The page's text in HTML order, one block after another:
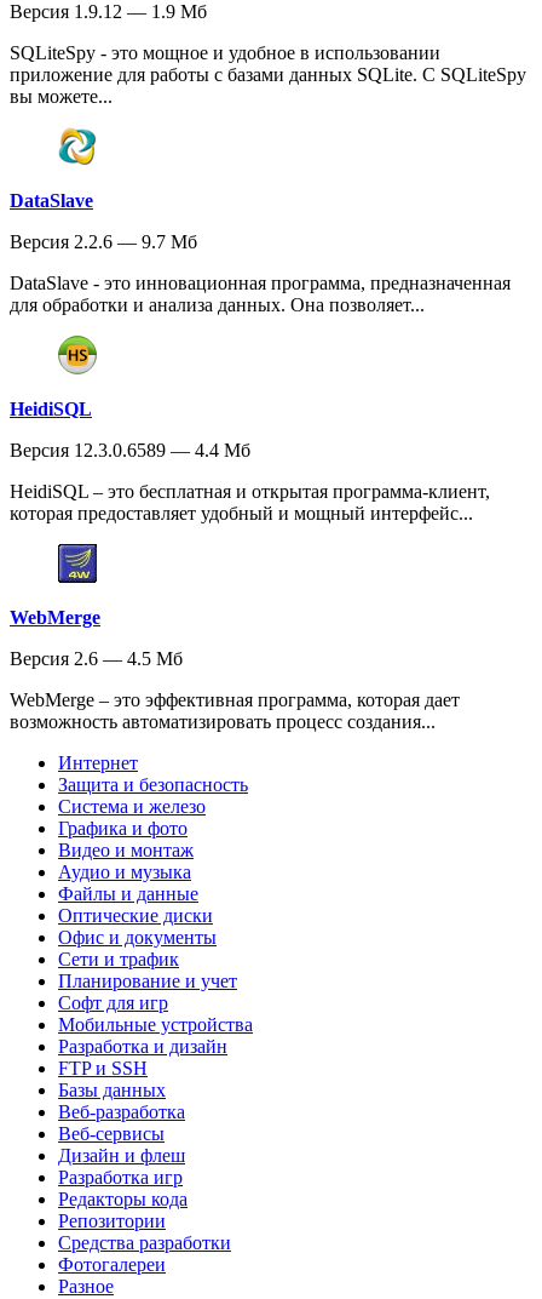
Версия 1.9.12 — 1.9 Мб
SQLiteSpy - это мощное и удобное в использовании
приложение для работы с базами данных SQLite. С SQLiteSpy
вы можете...
DataSlave
Версия 2.2.6 — 9.7 Мб
DataSlave - это инновационная программа, предназначенная
для обработки и анализа данных. Она позволяет...
HeidiSQL
Версия 12.3.0.6589 — 4.4 Мб
HeidiSQL – это бесплатная и открытая программа-клиент,
которая предоставляет удобный и мощный интерфейс...
WebMerge
Версия 2.6 — 4.5 Мб
WebMerge – это эффективная программа, которая дает
возможность автоматизировать процесс создания...
Интернет
Защита и безопасность
Система и железо
Графика и фото
Видео и монтаж
Аудио и музыка
Файлы и данные
Оптические диски
Офис и документы
Сети и трафик
Планирование и учет
Софт для игр
Мобильные устройства
Разработка и дизайн
FTP и SSH
Базы данных
Веб-разработка
Веб-сервисы
Дизайн и флеш
Разработка игр
Редакторы кода
Репозитории
Средства разработки
Фотогалереи
Разное